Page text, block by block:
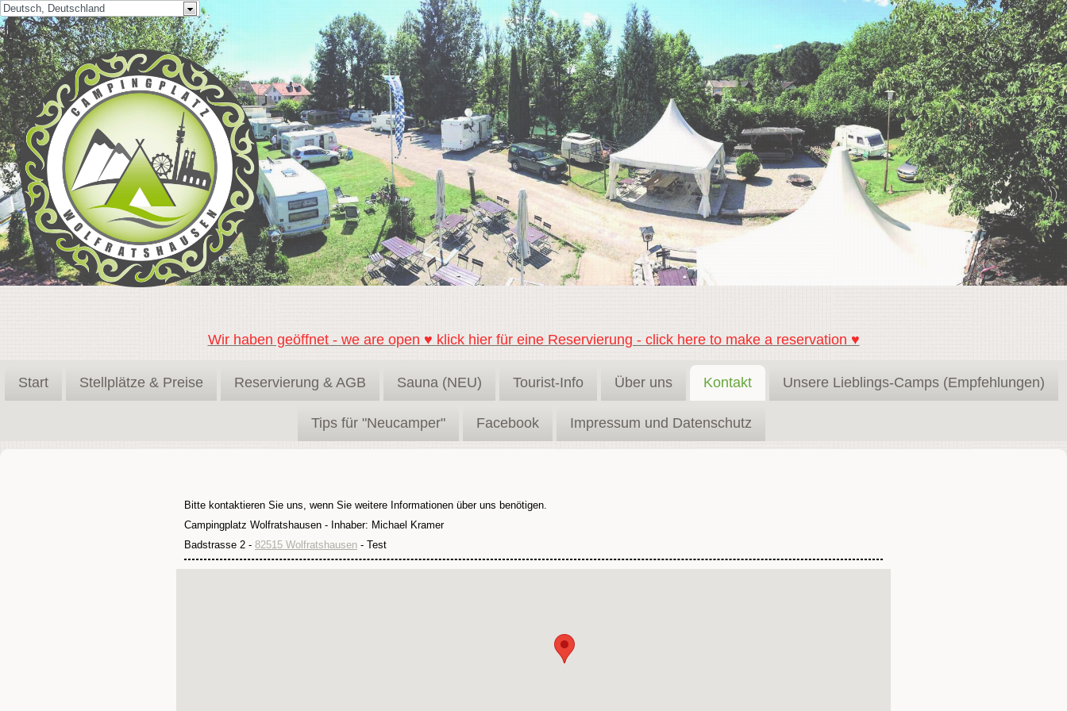
Deutsch, Deutschland
Wir haben geöffnet - we are open ♥ klick hier für eine Reservierung - click here to make a reservation ♥
Start Stellplätze & Preise Reservierung & AGB Sauna (NEU) Tourist-Info Über uns Kontakt Unsere Lieblings-Camps (Empfehlungen)
Tips für "Neucamper" Facebook Impressum und Datenschutz
Bitte kontaktieren Sie uns, wenn Sie weitere Informationen über uns benötigen.
Campingplatz Wolfratshausen - Inhaber: Michael Kramer
Badstrasse 2 - 82515 Wolfratshausen - Test